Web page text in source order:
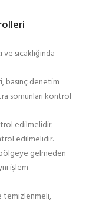
sıcaklığında
basınç denetim
somunları kontrol
edilmelidir.
edilmelidir.
gelmeden
işlem
temizlenmeli,